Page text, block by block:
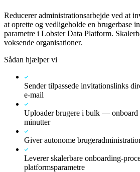
Reducerer administrationsarbejde ved at
at oprette og vedligeholde en brugerbase
parametre i Lobster Data Platform.
voksende organisationer.
Sådan hjælper vi
Sender tilpassede invitationslinks
e-mail
Uploader brugere i bulk — onboard
minutter
Giver autonome
Leverer skalerbare onboarding-
platformsparametre